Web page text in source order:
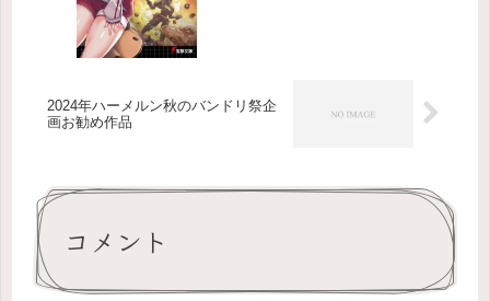
2024年ハーメルン秋のバンドリ祭企
画お勧め作品
コメント